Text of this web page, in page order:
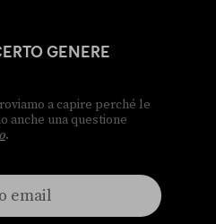
GENERE
a capire perché le
anche una questione
.